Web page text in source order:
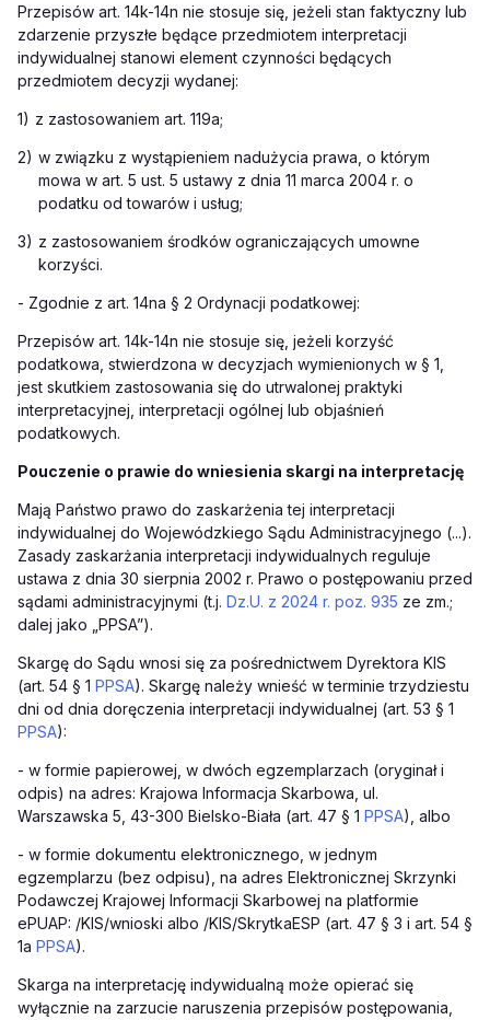
Przepisów art. 14k-14n nie stosuje się, jeżeli stan faktyczny lub
zdarzenie przyszłe będące przedmiotem interpretacji
indywidualnej stanowi element czynności będących
przedmiotem decyzji wydanej:
1) z zastosowaniem art. 119a;
2) w związku z wystąpieniem nadużycia prawa, o którym
mowa w art. 5 ust. 5 ustawy z dnia 11 marca 2004 r. o
podatku od towarów i usług;
3) z zastosowaniem środków ograniczających umowne
korzyści.
- Zgodnie z art. 14na § 2 Ordynacji podatkowej:
Przepisów art. 14k-14n nie stosuje się, jeżeli korzyść
podatkowa, stwierdzona w decyzjach wymienionych w § 1,
jest skutkiem zastosowania się do utrwalonej praktyki
interpretacyjnej, interpretacji ogólnej lub objaśnień
podatkowych.
Pouczenie o prawie do wniesienia skargi na interpretację
Mają Państwo prawo do zaskarżenia tej interpretacji
indywidualnej do Wojewódzkiego Sądu Administracyjnego (...).
Zasady zaskarżania interpretacji indywidualnych reguluje
ustawa z dnia 30 sierpnia 2002 r. Prawo o postępowaniu przed
sądami administracyjnymi (t.j. Dz.U. z 2024 r. poz. 935 ze zm.;
dalej jako „PPSA”).
Skargę do Sądu wnosi się za pośrednictwem Dyrektora KIS
(art. 54 § 1 PPSA). Skargę należy wnieść w terminie trzydziestu
dni od dnia doręczenia interpretacji indywidualnej (art. 53 § 1
PPSA):
- w formie papierowej, w dwóch egzemplarzach (oryginał i
odpis) na adres: Krajowa Informacja Skarbowa, ul.
Warszawska 5, 43-300 Bielsko-Biała (art. 47 § 1 PPSA), albo
- w formie dokumentu elektronicznego, w jednym
egzemplarzu (bez odpisu), na adres Elektronicznej Skrzynki
Podawczej Krajowej Informacji Skarbowej na platformie
ePUAP: /KIS/wnioski albo /KIS/SkrytkaESP (art. 47 § 3 i art. 54 §
1a PPSA).
Skarga na interpretację indywidualną może opierać się
wyłącznie na zarzucie naruszenia przepisów postępowania,